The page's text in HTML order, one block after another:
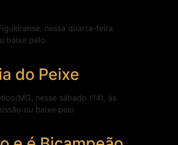
nessa quarta-feira
baixe pelo
do Peixe
MG, nesse sábado (14), às
ou baixe pelo